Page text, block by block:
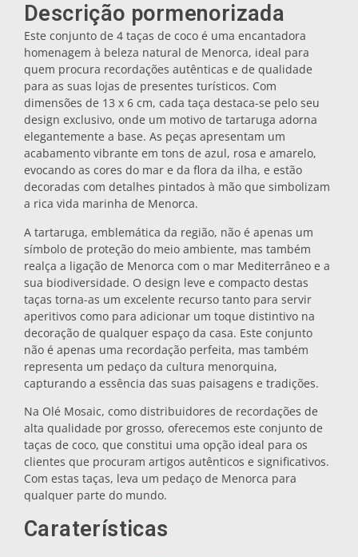
Bases de copos
Tampas
Galheteiros
Bases para tachos
Copos
Copos de shot
Lembranças por cidade
Lembranças de Espanha
Lembranças de Portugal
Descrição pormenorizada
Este conjunto de 4 taças de coco é uma encantadora
homenagem à beleza natural de Menorca, ideal para
quem procura recordações autênticas e de qualidade
para as suas lojas de presentes turísticos. Com
dimensões de 13 x 6 cm, cada taça destaca-se pelo seu
design exclusivo, onde um motivo de tartaruga adorna
elegantemente a base. As peças apresentam um
acabamento vibrante em tons de azul, rosa e amarelo,
evocando as cores do mar e da flora da ilha, e estão
decoradas com detalhes pintados à mão que simbolizam
a rica vida marinha de Menorca.
A tartaruga, emblemática da região, não é apenas um
símbolo de proteção do meio ambiente, mas também
realça a ligação de Menorca com o mar Mediterrâneo e a
sua biodiversidade. O design leve e compacto destas
taças torna-as um excelente recurso tanto para servir
aperitivos como para adicionar um toque distintivo na
decoração de qualquer espaço da casa. Este conjunto
não é apenas uma recordação perfeita, mas também
representa um pedaço da cultura menorquina,
capturando a essência das suas paisagens e tradições.
Na Olé Mosaic, como distribuidores de recordações de
alta qualidade por grosso, oferecemos este conjunto de
taças de coco, que constitui uma opção ideal para os
clientes que procuram artigos autênticos e significativos.
Com estas taças, leva um pedaço de Menorca para
qualquer parte do mundo.
Caraterísticas